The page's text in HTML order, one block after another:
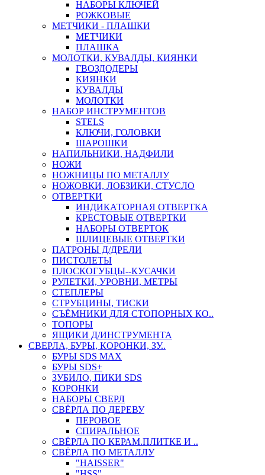
НАБОРЫ КЛЮЧЕЙ
РОЖКОВЫЕ
МЕТЧИКИ - ПЛАШКИ
МЕТЧИКИ
ПЛАШКА
МОЛОТКИ, КУВАЛДЫ, КИЯНКИ
ГВОЗДОДЕРЫ
КИЯНКИ
КУВАЛДЫ
МОЛОТКИ
НАБОР ИНСТРУМЕНТОВ
STELS
КЛЮЧИ, ГОЛОВКИ
ШАРОШКИ
НАПИЛЬНИКИ, НАДФИЛИ
НОЖИ
НОЖНИЦЫ ПО МЕТАЛЛУ
НОЖОВКИ, ЛОБЗИКИ, СТУСЛО
ОТВЕРТКИ
ИНДИКАТОРНАЯ ОТВЕРТКА
КРЕСТОВЫЕ ОТВЕРТКИ
НАБОРЫ ОТВЕРТОК
ШЛИЦЕВЫЕ ОТВЕРТКИ
ПАТРОНЫ Д/ДРЕЛИ
ПИСТОЛЕТЫ
ПЛОСКОГУБЦЫ--КУСАЧКИ
РУЛЕТКИ, УРОВНИ, МЕТРЫ
СТЕПЛЕРЫ
СТРУБЦИНЫ, ТИСКИ
СЪЁМНИКИ ДЛЯ СТОПОРНЫХ КО..
ТОПОРЫ
ЯЩИКИ Д/ИНСТРУМЕНТА
СВЕРЛА, БУРЫ, КОРОНКИ, ЗУ..
БУРЫ SDS MAX
БУРЫ SDS+
ЗУБИЛО, ПИКИ SDS
КОРОНКИ
НАБОРЫ СВЕРЛ
СВЁРЛА ПО ДЕРЕВУ
ПЕРОВОЕ
СПИРАЛЬНОЕ
СВЁРЛА ПО КЕРАМ.ПЛИТКЕ И ..
СВЁРЛА ПО МЕТАЛЛУ
"HAISSER"